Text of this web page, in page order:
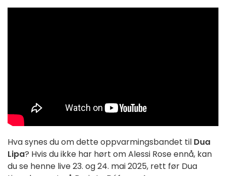
Hva synes du om dette oppvarmingsbandet til Dua
Lipa? Hvis du ikke har hørt om Alessi Rose ennå, kan
du se henne live 23. og 24. mai 2025, rett før Dua